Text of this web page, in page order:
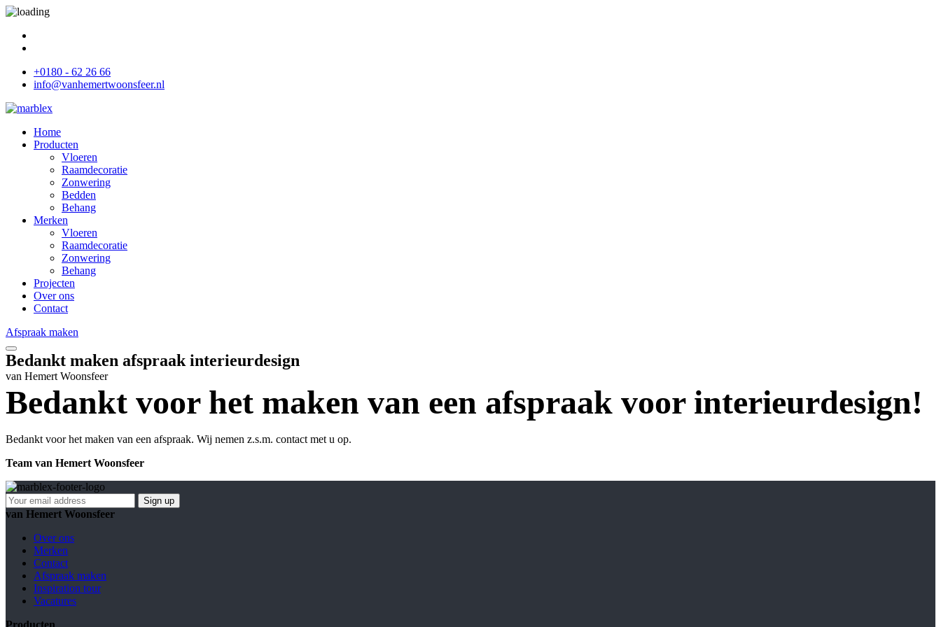
+0180 - 62 26 66
info@vanhemertwoonsfeer.nl
Home
Producten
Vloeren
Raamdecoratie
Zonwering
Bedden
Behang
Merken
Vloeren
Raamdecoratie
Zonwering
Behang
Projecten
Over ons
Contact
Afspraak maken
Bedankt maken afspraak interieurdesign
van Hemert Woonsfeer
Bedankt voor het maken van een afspraak voor interieurdesign!
Bedankt voor het maken van een afspraak. Wij nemen z.s.m. contact met u op.
Team van Hemert Woonsfeer
van Hemert Woonsfeer
Over ons
Merken
Contact
Afspraak maken
Inspiration tour
Vacatures
Producten